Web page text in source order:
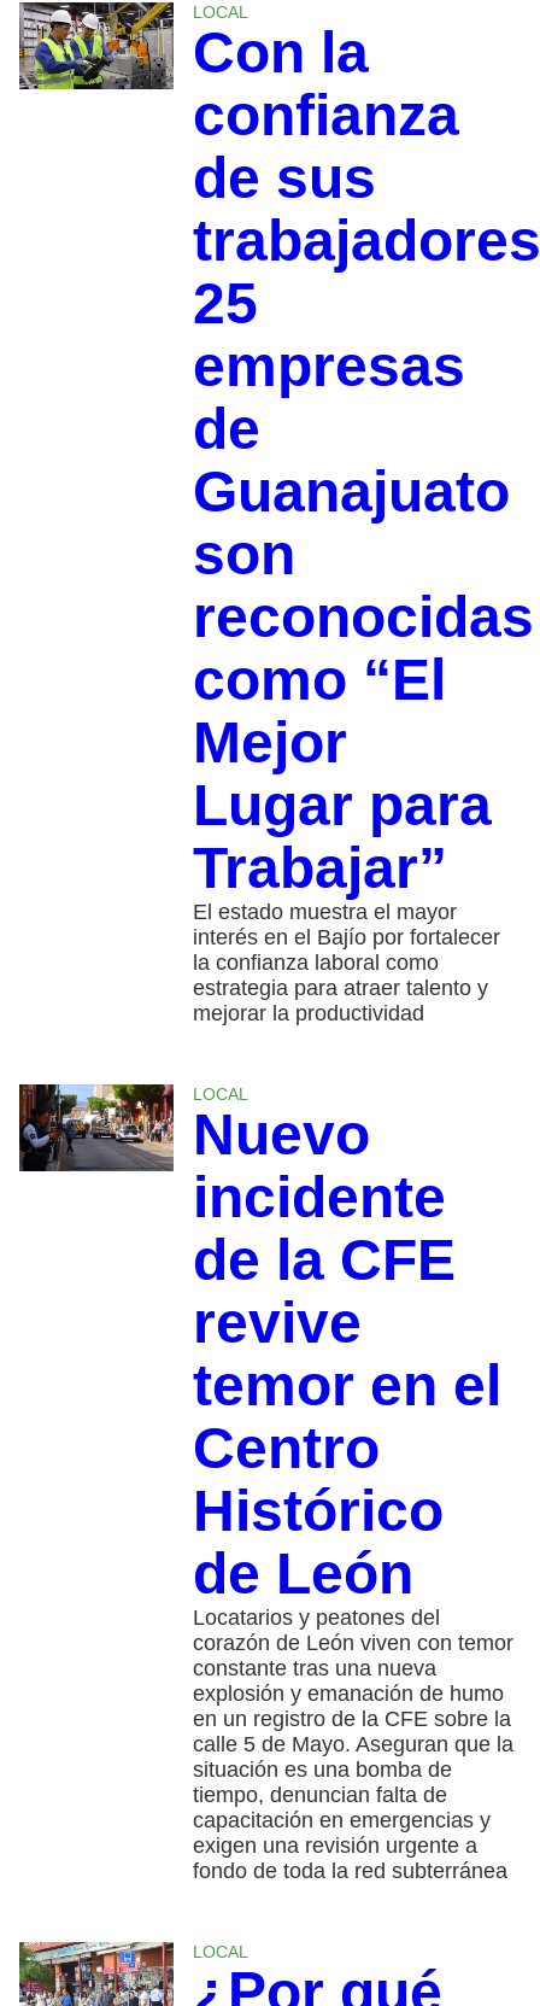
LOCAL
Con la
confianza
de sus
25
empresas
de
Guanajuato
son
reconocidas
como “El
Mejor
Lugar para
Trabajar”
El estado muestra el mayor
interés en el Bajío por fortalecer
la confianza laboral como
estrategia para atraer talento y
mejorar la productividad
LOCAL
Nuevo
incidente
de la CFE
revive
temor en el
Centro
Histórico
de León
Locatarios y peatones del
corazón de León viven con temor
constante tras una nueva
explosión y emanación de humo
en un registro de la CFE sobre la
calle 5 de Mayo. Aseguran que la
situación es una bomba de
tiempo, denuncian falta de
capacitación en emergencias y
exigen una revisión urgente a
fondo de toda la red subterránea
LOCAL
¿Por qué